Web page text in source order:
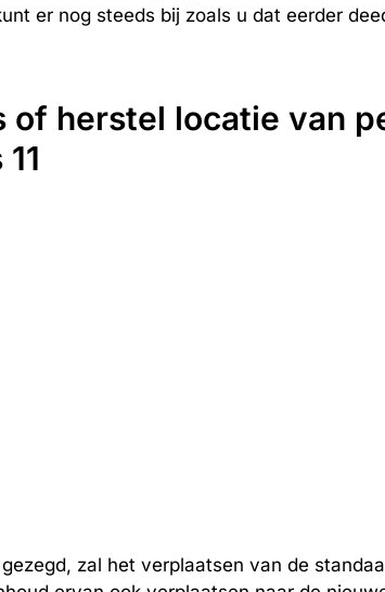
er nog steeds bij zoals u dat eerder
of herstel locatie van
zal het verplaatsen van de